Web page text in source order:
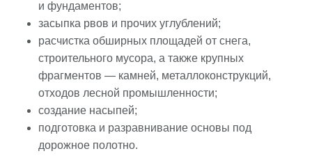
и фундаментов;
засыпка рвов и прочих углублений;
расчистка обширных площадей от снега,
строительного мусора, а также крупных
фрагментов — камней, металлоконструкций,
отходов лесной промышленности;
создание насыпей;
подготовка и разравнивание основы под
дорожное полотно.